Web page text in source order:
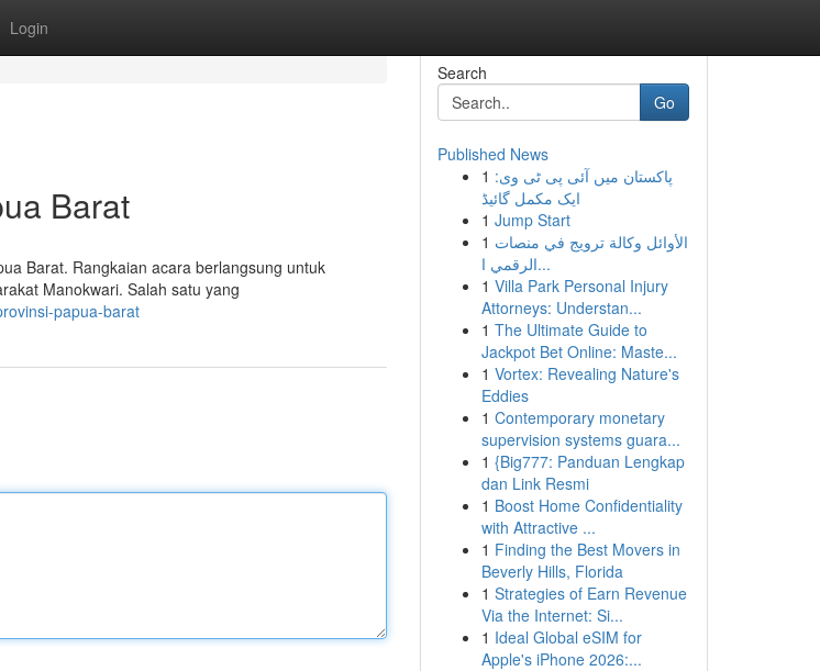
Login
Barat
Barat. Rangkaian acara berlangsung untuk
Manokwari. Salah satu yang
papua-barat
Search
Go
Published News
1 پاکستان میں آئی پی ٹی وی:
ایک مکمل گائیڈ
1 Jump Start
1 الأوائل وكالة ترويج في منصات
الرقمي ا...
1 Villa Park Personal Injury
Attorneys: Understan...
1 The Ultimate Guide to
Jackpot Bet Online: Maste...
1 Vortex: Revealing Nature's
Eddies
1 Contemporary monetary
supervision systems guara...
1 {Big777: Panduan Lengkap
dan Link Resmi
1 Boost Home Confidentiality
with Attractive ...
1 Finding the Best Movers in
Beverly Hills, Florida
1 Strategies of Earn Revenue
Via the Internet: Si...
1 Ideal Global eSIM for
Apple's iPhone 2026:...